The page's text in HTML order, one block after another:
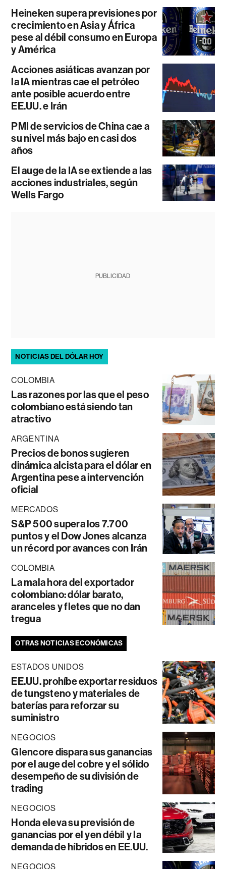
Heineken supera previsiones por
crecimiento en Asia y África
pese al débil consumo en Europa
y América
Acciones asiáticas avanzan por
la IA mientras cae el petróleo
ante posible acuerdo entre
EE.UU. e Irán
PMI de servicios de China cae a
su nivel más bajo en casi dos
años
El auge de la IA se extiende a las
acciones industriales, según
Wells Fargo
PUBLICIDAD
NOTICIAS DEL DÓLAR HOY
COLOMBIA
Las razones por las que el peso
colombiano está siendo tan
atractivo
ARGENTINA
Precios de bonos sugieren
dinámica alcista para el dólar en
Argentina pese a intervención
oficial
MERCADOS
S&P 500 supera los 7.700
puntos y el Dow Jones alcanza
un récord por avances con Irán
COLOMBIA
La mala hora del exportador
colombiano: dólar barato,
aranceles y fletes que no dan
tregua
OTRAS NOTICIAS ECONÓMICAS
ESTADOS UNIDOS
EE.UU. prohíbe exportar residuos
de tungsteno y materiales de
baterías para reforzar su
suministro
NEGOCIOS
Glencore dispara sus ganancias
por el auge del cobre y el sólido
desempeño de su división de
trading
NEGOCIOS
Honda eleva su previsión de
ganancias por el yen débil y la
demanda de híbridos en EE.UU.
NEGOCIOS